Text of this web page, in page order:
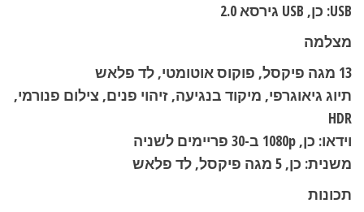
USB: כן, USB גירסא 2.0
מצלמה
13 מגה פיקסל, פוקוס אוטומטי, לד פלאש
תיוג גיאוגרפי, מיקוד בנגיעה, זיהוי פנים, צילום פנורמי,
HDR
וידאו: כן, 1080p ב-30 פריימים לשניה
משנית: כן, 5 מגה פיקסל, לד פלאש
תכונות